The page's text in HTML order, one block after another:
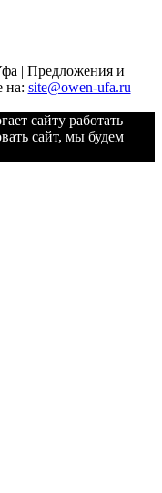
| Предложения и
на: site@owen-ufa.ru
сайту работать
сайт, мы будем